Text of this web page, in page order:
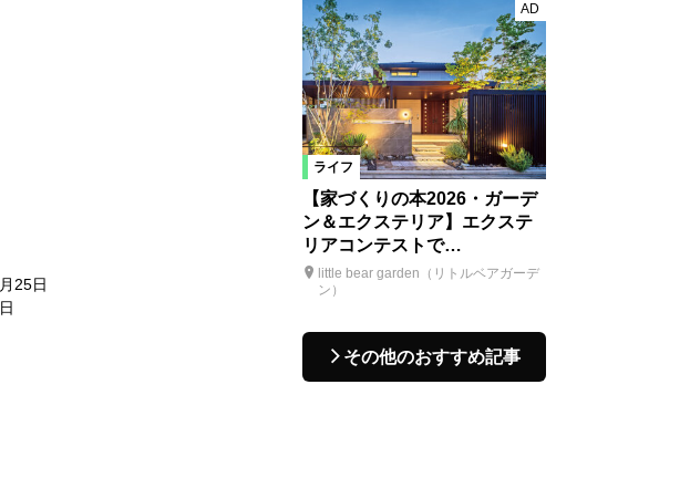
25日
ライフ
AD
【家づくりの本2026・ガーデ
ン＆エクステリア】エクステ
リアコンテストで…
little bear garden（リトルベアガーデ
ン）
その他のおすすめ記事